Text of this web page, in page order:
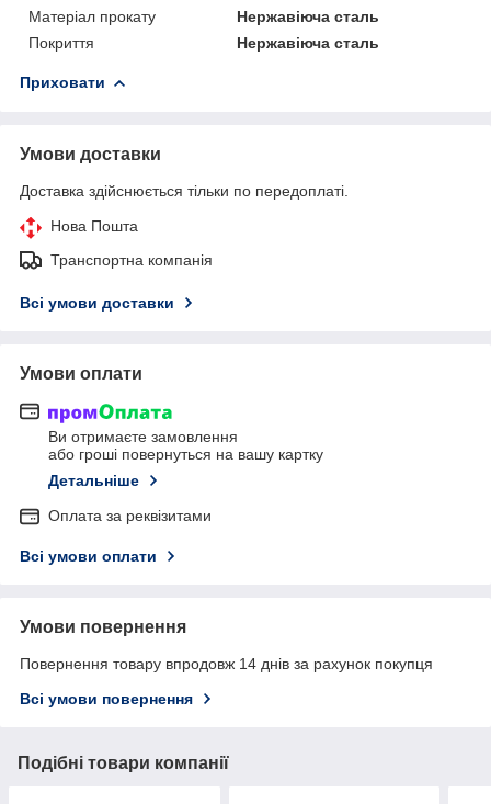
Матеріал прокату
Нержавіюча сталь
Покриття
Нержавіюча сталь
Приховати
Умови доставки
Доставка здійснюється тільки по передоплаті.
Нова Пошта
Транспортна компанія
Всі умови доставки
Умови оплати
Ви отримаєте замовлення
або гроші повернуться на вашу картку
Детальніше
Оплата за реквізитами
Всі умови оплати
Умови повернення
Повернення товару впродовж 14 днів за рахунок покупця
Всі умови повернення
Подібні товари компанії